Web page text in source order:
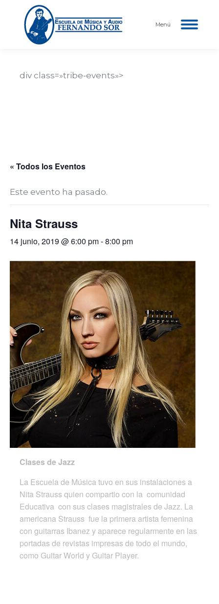
Menú
div class=»tribe-events»>
« Todos los Eventos
Este evento ha pasado.
Nita Strauss
14 junio, 2019 @ 6:00 pm-8:00 pm
Clases de Jazz
La Escuela de Música tuvo en sus instalaciones a
Nita Strauss quien compartio con la comunidad
Educativa con sus clases magistrales de Jazz. La
americana Strauss fue la primera artista femenina
con guitarras Ibanez y aparece regularmente en las
portadas de revistas impresas de todo el mundo,
como Guitar World y Guitar Player.